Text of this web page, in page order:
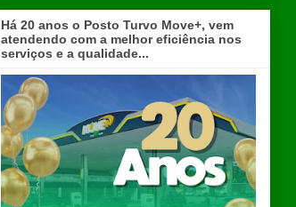
Há 20 anos o Posto Turvo Move+, vem
atendendo com a melhor eficiência nos
serviços e a qualidade...